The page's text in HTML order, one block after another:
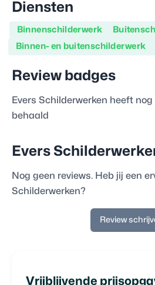
Diensten
Binnenschilderwerk
Binnen- en buitenschilderwerk
Review badges
Evers Schilderwerken heeft nog
behaald
Evers
Nog geen reviews. Heb jij een
Schilderwerken?
Review
Vrijblijvende